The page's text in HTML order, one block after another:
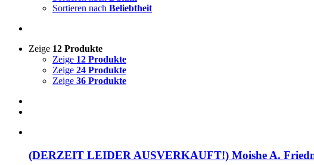
Sortieren nach Beliebtheit
Zeige 12 Produkte
Zeige 12 Produkte
Zeige 24 Produkte
Zeige 36 Produkte
(DERZEIT LEIDER AUSVERKAUFT!) Moishe A.